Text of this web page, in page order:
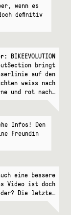
wenn es
definitiv
BIKEEVOLUTION
bringt
auf den
weiss nach
und rot nach…
Infos! Den
Freundin
eine bessere
Video ist doch
Die letzte…